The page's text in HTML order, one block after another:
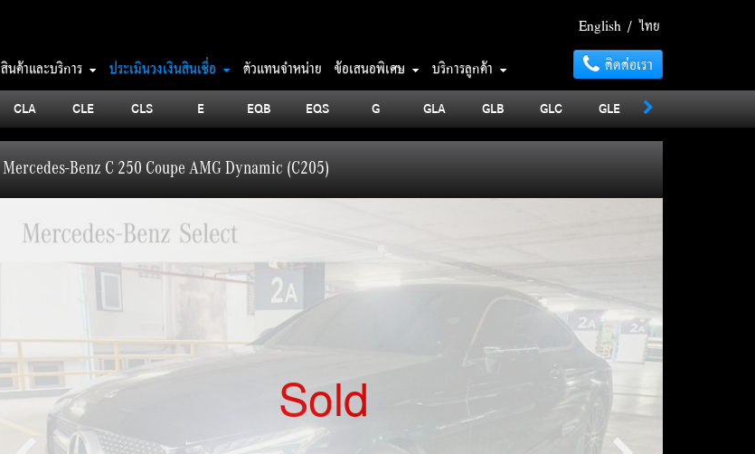
English / ไทย
สินค้าและบริการ ประเมินวงเงินสินเชื่อ ตัวแทนจำหน่าย ข้อเสนอพิเศษ บริการลูกค้า
ติดต่อเรา
CLA CLE CLS E EQB EQS G GLA GLB GLC GLE
Mercedes-Benz C 250 Coupe AMG Dynamic (C205)
Sold